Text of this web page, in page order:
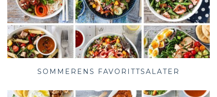
SOMMERENS FAVORITTSALATER